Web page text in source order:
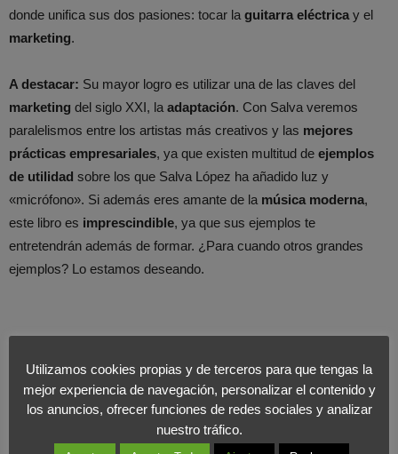
donde unifica sus dos pasiones: tocar la guitarra eléctrica y el
marketing.
A destacar: Su mayor logro es utilizar una de las claves del
marketing del siglo XXI, la adaptación. Con Salva veremos
paralelismos entre los artistas más creativos y las mejores
prácticas empresariales, ya que existen multitud de ejemplos
de utilidad sobre los que Salva López ha añadido luz y
«micrófono». Si además eres amante de la música moderna,
este libro es imprescindible, ya que sus ejemplos te
entretendrán además de formar. ¿Para cuando otros grandes
ejemplos? Lo estamos deseando.
Utilizamos cookies propias y de terceros para que tengas la
mejor experiencia de navegación, personalizar el contenido y
los anuncios, ofrecer funciones de redes sociales y analizar
nuestro tráfico.